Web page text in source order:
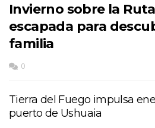
Invierno sobre la
escapada para
familia
0
Tierra del Fuego impulsa
puerto de Ushuaia